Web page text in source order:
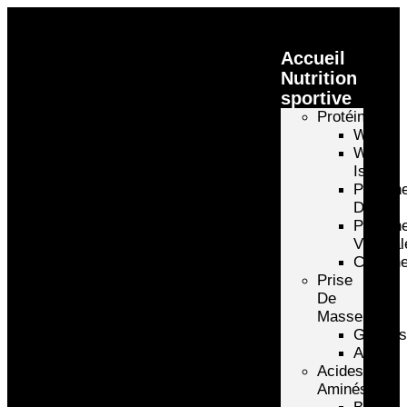
Accueil
Nutrition
sportive
Protéines
Whey
Whey
Isolate
D’oeuf
Prise
De
Masse
Gainers
Autre
Acides
Aminés